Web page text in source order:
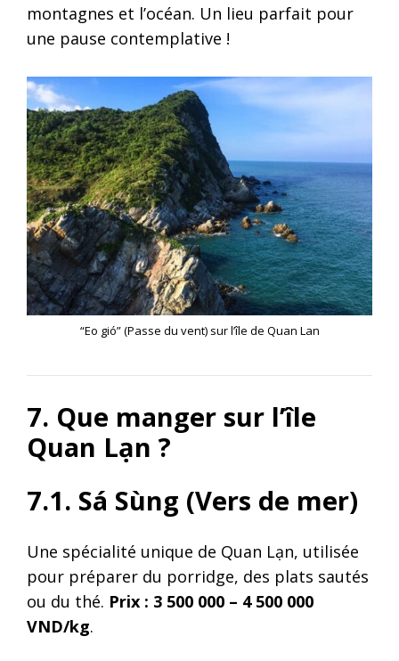
montagnes et l’océan. Un lieu parfait pour
une pause contemplative !
“Eo gió” (Passe du vent) sur l’île de Quan Lan
7. Que manger sur l’île
Quan Lạn ?
7.1. Sá Sùng (Vers de mer)
Une spécialité unique de Quan Lạn, utilisée
pour préparer du porridge, des plats sautés
ou du thé. Prix : 3 500 000 – 4 500 000
VND/kg.